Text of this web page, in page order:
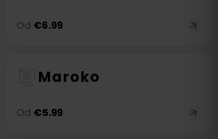
Od €6.99
Maroko
Od €5.99